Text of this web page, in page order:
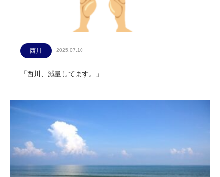
西川 2025.07.10
「西川、減量してます。」